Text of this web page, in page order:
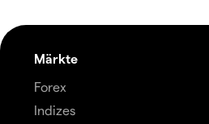
Märkte
Forex
Indizes